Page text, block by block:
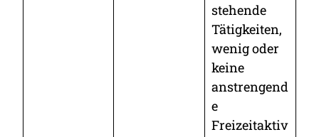
stehende
Tätigkeiten,
wenig oder
keine
anstrengend
e
Freizeitaktiv